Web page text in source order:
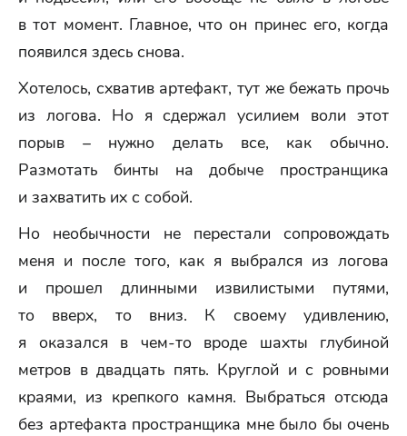
в тот момент. Главное, что он принес его, когда
появился здесь снова.
Хотелось, схватив артефакт, тут же бежать прочь
из логова. Но я сдержал усилием воли этот
порыв – нужно делать все, как обычно.
Размотать бинты на добыче пространщика
и захватить их с собой.
Но необычности не перестали сопровождать
меня и после того, как я выбрался из логова
и прошел длинными извилистыми путями,
то вверх, то вниз. К своему удивлению,
я оказался в чем-то вроде шахты глубиной
метров в двадцать пять. Круглой и с ровными
краями, из крепкого камня. Выбраться отсюда
без артефакта пространщика мне было бы очень